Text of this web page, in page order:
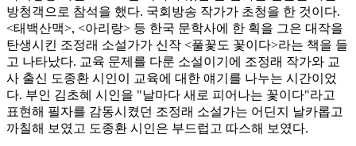
방청객으로 참석을 했다. 국회방송 작가가 초청을 한 것이다.
<태백산맥>, <아리랑> 등 한국 문학사에 한 획을 그은 대작을
탄생시킨 조정래 소설가가 신작 <풀꽃도 꽃이다>라는 책을 들
고 나타났다. 교육 문제를 다룬 소설이기에 조정래 작가와 교
사 출신 도종환 시인이 교육에 대한 얘기를 나누는 시간이었
다. 부인 김초혜 시인을 "날마다 새로 피어나는 꽃이다"라고
표현해 필자를 감동시켰던 조정래 소설가는 어딘지 날카롭고
까칠해 보였고 도종환 시인은 부드럽고 따스해 보였다.